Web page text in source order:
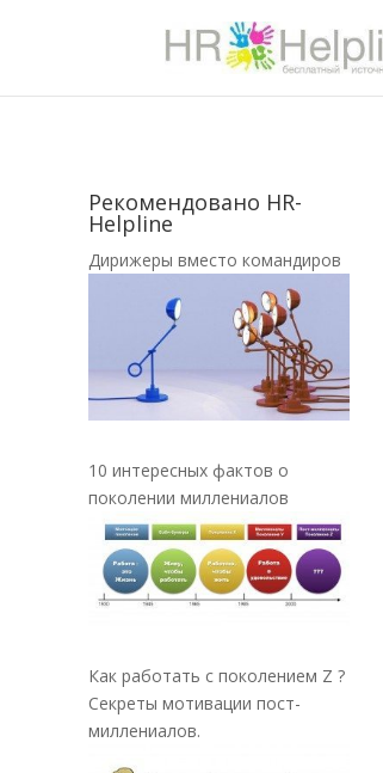
Рекомендовано HR-
Helpline
Дирижеры вместо командиров
10 интересных фактов о
поколении миллениалов
Как работать с поколением Z ?
Секреты мотивации пост-
миллениалов.